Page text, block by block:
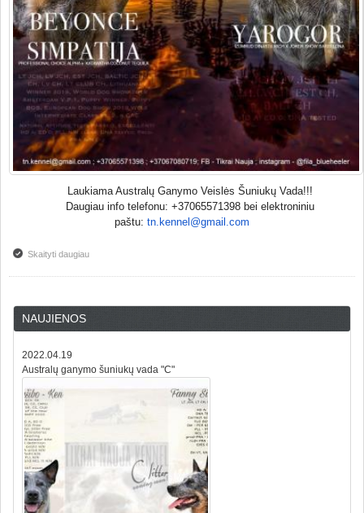
Laukiama Australų Ganymo Veislės Šuniukų Vada!!!
Daugiau info telefonu: +37065571398 bei elektroniniu
paštu: tn.kennel@gmail.com
Skaityti daugiauapie Laukiama Australų Ganymo Veislės Šuniukų Vada!
NAUJIENOS
2022.04.19
Australų ganymo šuniukų vada "C"